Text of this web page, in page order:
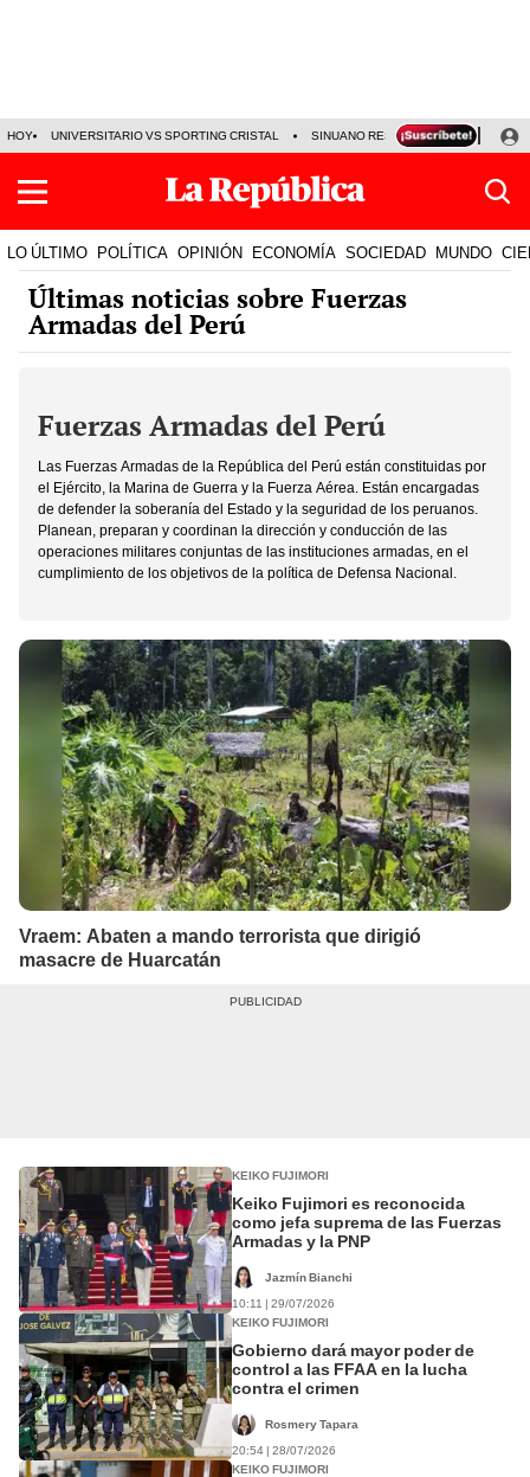
HOY UNIVERSITARIO VS SPORTING CRISTAL SINUANO RESULTADOS HOY
LO ÚLTIMO POLÍTICA OPINIÓN ECONOMÍA SOCIEDAD MUNDO
Últimas noticias sobre Fuerzas
Armadas del Perú
Fuerzas Armadas del Perú
Las Fuerzas Armadas de la República del Perú están constituidas por
el Ejército, la Marina de Guerra y la Fuerza Aérea. Están encargadas
de defender la soberanía del Estado y la seguridad de los peruanos.
Planean, preparan y coordinan la dirección y conducción de las
operaciones militares conjuntas de las instituciones armadas, en el
cumplimiento de los objetivos de la política de Defensa Nacional.
Vraem: Abaten a mando terrorista que dirigió
masacre de Huarcatán
KEIKO FUJIMORI
Keiko Fujimori es reconocida
como jefa suprema de las Fuerzas
Armadas y la PNP
Jazmín Bianchi
10:11 | 29/07/2026
KEIKO FUJIMORI
Gobierno dará mayor poder de
control a las FFAA en la lucha
contra el crimen
Rosmery Tapara
20:54 | 28/07/2026
KEIKO FUJIMORI